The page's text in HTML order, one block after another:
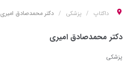
داکتاپ پزشکی دکتر محمدصادق امیری
دکتر محمدصادق امیری
پزشکی